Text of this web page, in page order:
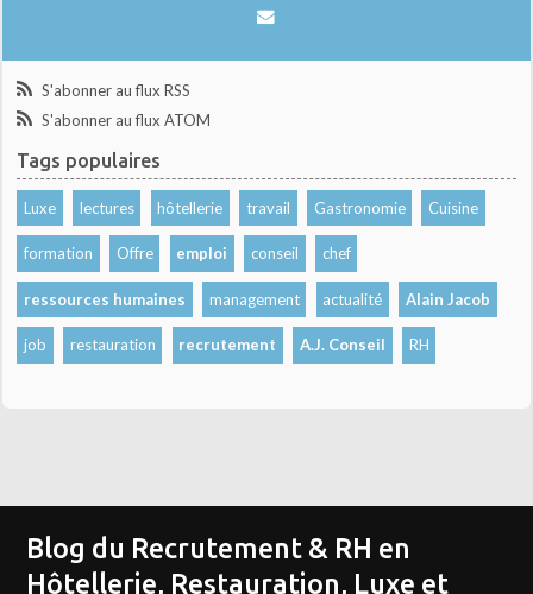
S'abonner au flux RSS
S'abonner au flux ATOM
Tags populaires
Luxe lectures hôtellerie travail Gastronomie Cuisine
formation Offre emploi conseil chef
ressources humaines management actualité Alain Jacob
job restauration recrutement A.J. Conseil RH
Blog du Recrutement & RH en
Hôtellerie, Restauration, Luxe et